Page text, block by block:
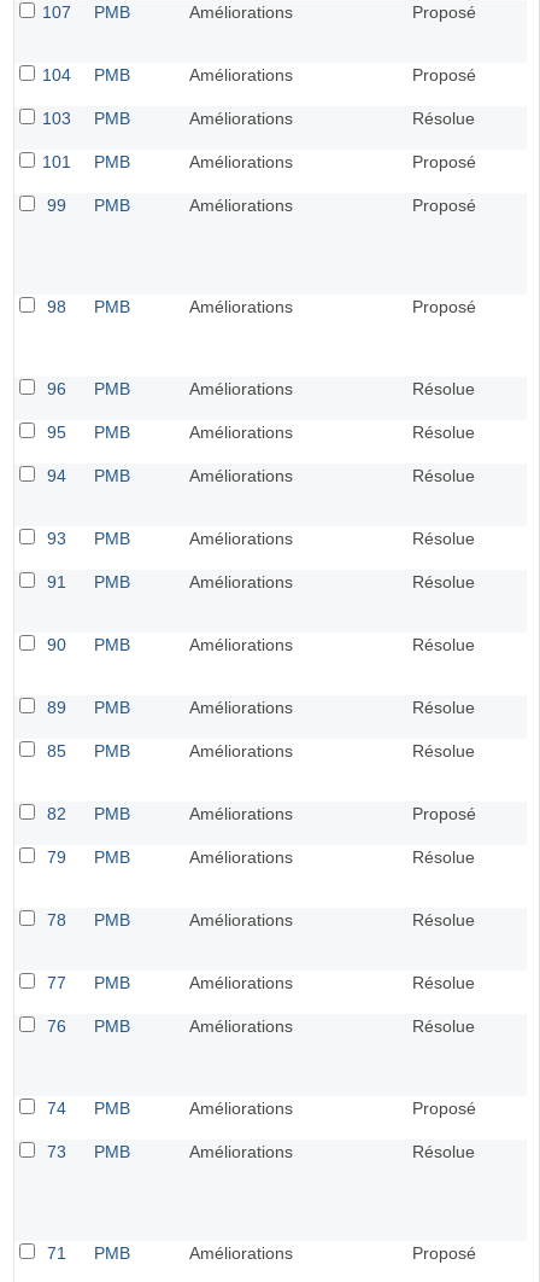
107 PMB Améliorations Proposé
104 PMB Améliorations Proposé
103 PMB Améliorations Résolue
101 PMB Améliorations Proposé
99 PMB Améliorations Proposé
98 PMB Améliorations Proposé
96 PMB Améliorations Résolue
95 PMB Améliorations Résolue
94 PMB Améliorations Résolue
93 PMB Améliorations Résolue
91 PMB Améliorations Résolue
90 PMB Améliorations Résolue
89 PMB Améliorations Résolue
85 PMB Améliorations Résolue
82 PMB Améliorations Proposé
79 PMB Améliorations Résolue
78 PMB Améliorations Résolue
77 PMB Améliorations Résolue
76 PMB Améliorations Résolue
74 PMB Améliorations Proposé
73 PMB Améliorations Résolue
71 PMB Améliorations Proposé